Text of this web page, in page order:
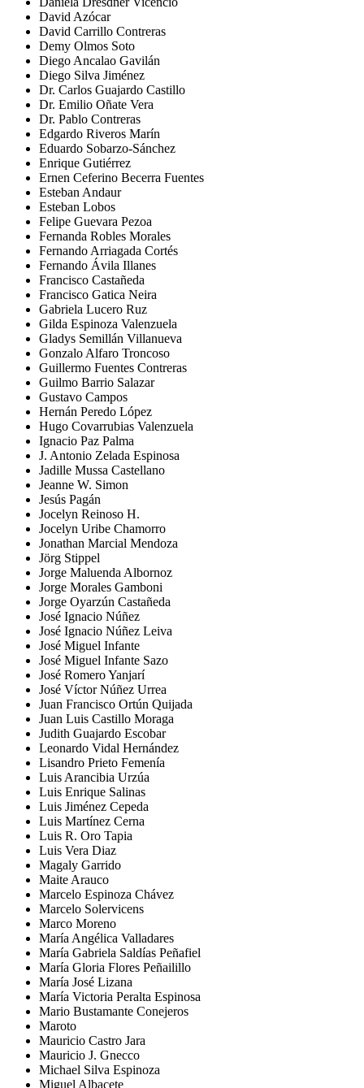
David Azócar
David Carrillo Contreras
Demy Olmos Soto
Diego Ancalao Gavilán
Diego Silva Jiménez
Dr. Carlos Guajardo Castillo
Dr. Emilio Oñate Vera
Dr. Pablo Contreras
Edgardo Riveros Marín
Eduardo Sobarzo-Sánchez
Enrique Gutiérrez
Ernen Ceferino Becerra Fuentes
Esteban Andaur
Esteban Lobos
Felipe Guevara Pezoa
Fernanda Robles Morales
Fernando Arriagada Cortés
Fernando Ávila Illanes
Francisco Castañeda
Francisco Gatica Neira
Gabriela Lucero Ruz
Gilda Espinoza Valenzuela
Gladys Semillán Villanueva
Gonzalo Alfaro Troncoso
Guillermo Fuentes Contreras
Guilmo Barrio Salazar
Gustavo Campos
Hernán Peredo López
Hugo Covarrubias Valenzuela
Ignacio Paz Palma
J. Antonio Zelada Espinosa
Jadille Mussa Castellano
Jeanne W. Simon
Jesús Pagán
Jocelyn Reinoso H.
Jocelyn Uribe Chamorro
Jonathan Marcial Mendoza
Jörg Stippel
Jorge Maluenda Albornoz
Jorge Morales Gamboni
Jorge Oyarzún Castañeda
José Ignacio Núñez
José Ignacio Núñez Leiva
José Miguel Infante
José Miguel Infante Sazo
José Romero Yanjarí
José Víctor Núñez Urrea
Juan Francisco Ortún Quijada
Juan Luis Castillo Moraga
Judith Guajardo Escobar
Leonardo Vidal Hernández
Lisandro Prieto Femenía
Luis Arancibia Urzúa
Luis Enrique Salinas
Luis Jiménez Cepeda
Luis Martínez Cerna
Luis R. Oro Tapia
Luis Vera Diaz
Magaly Garrido
Maite Arauco
Marcelo Espinoza Chávez
Marcelo Solervicens
Marco Moreno
María Angélica Valladares
María Gabriela Saldías Peñafiel
María Gloria Flores Peñailillo
María José Lizana
María Victoria Peralta Espinosa
Mario Bustamante Conejeros
Maroto
Mauricio Castro Jara
Mauricio J. Gnecco
Michael Silva Espinoza
Miguel Albacete